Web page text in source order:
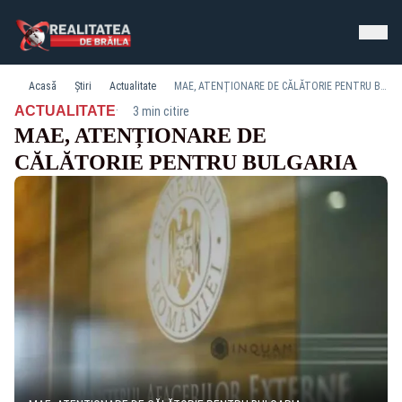
Acasă Știri Actualitate MAE, ATENȚIONARE DE CĂLĂTORIE PENTRU BULGARIA
ACTUALITATE· 3 min citire
MAE, ATENȚIONARE DE
CĂLĂTORIE PENTRU BULGARIA